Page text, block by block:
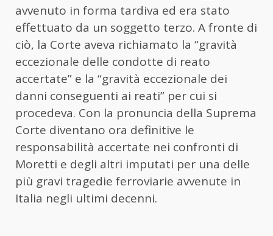
avvenuto in forma tardiva ed era stato
effettuato da un soggetto terzo. A fronte di
ciò, la Corte aveva richiamato la “gravità
eccezionale delle condotte di reato
accertate” e la “gravità eccezionale dei
danni conseguenti ai reati” per cui si
procedeva. Con la pronuncia della Suprema
Corte diventano ora definitive le
responsabilità accertate nei confronti di
Moretti e degli altri imputati per una delle
più gravi tragedie ferroviarie avvenute in
Italia negli ultimi decenni.